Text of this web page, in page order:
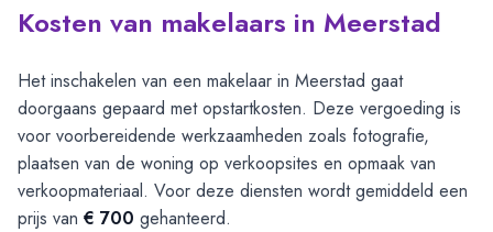
Kosten van makelaars in Meerstad
Het inschakelen van een makelaar in Meerstad gaat
doorgaans gepaard met opstartkosten. Deze vergoeding is
voor voorbereidende werkzaamheden zoals fotografie,
plaatsen van de woning op verkoopsites en opmaak van
verkoopmateriaal. Voor deze diensten wordt gemiddeld een
prijs van € 700 gehanteerd.